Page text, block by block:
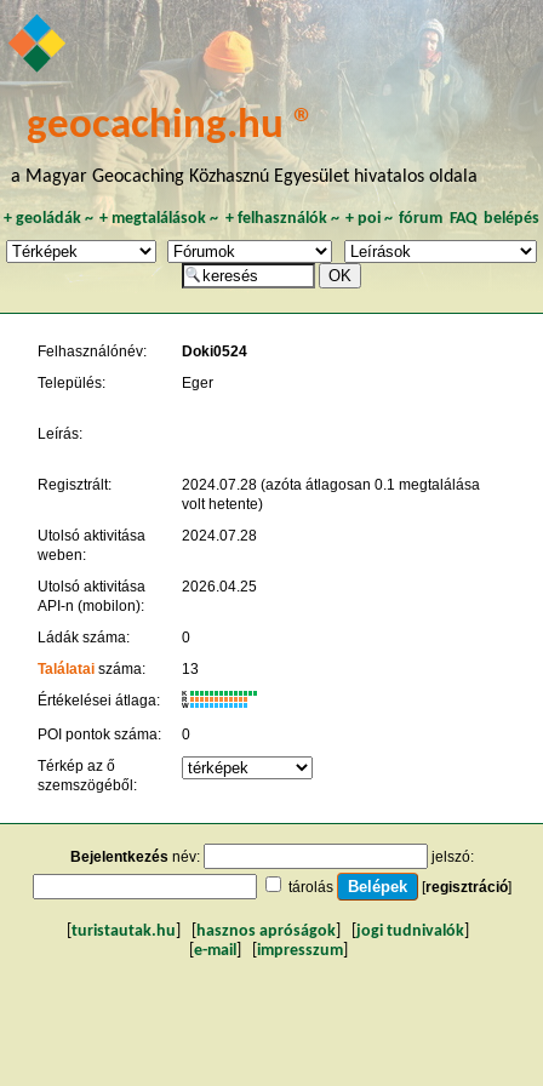
geocaching.hu ®
a Magyar Geocaching Közhasznú Egyesület hivatalos oldala
+ geoládák~ +megtalálások ~ + felhasználók~ + poi~ fórum FAQ belépés
Felhasználónév:
Doki0524
Település:
Eger
Leírás:
Regisztrált:
2024.07.28 (azóta átlagosan 0.1 megtalálása
volt hetente)
Utolsó aktivitása
weben:
2024.07.28
Utolsó aktivitása
API-n (mobilon):
2026.04.25
Ládák száma:
0
Találataiszáma:
13
Értékelései átlaga:
K
R
W
POI pontok száma:
0
Térkép az ő
szemszögéből:
Bejelentkezés név:
jelszó:
tárolás
[regisztráció]
turistautak.hu hasznos apróságok jogi tudnivalók
e-mail impresszum]